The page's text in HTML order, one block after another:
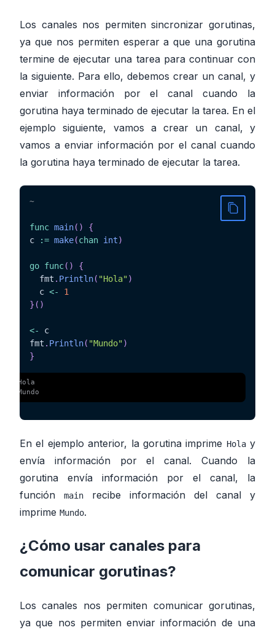
Los canales nos permiten sincronizar gorutinas,
ya que nos permiten esperar a que una gorutina
termine de ejecutar una tarea para continuar con
la siguiente. Para ello, debemos crear un canal, y
enviar información por el canal cuando la
gorutina haya terminado de ejecutar la tarea. En el
ejemplo siguiente, vamos a crear un canal, y
vamos a enviar información por el canal cuando
la gorutina haya terminado de ejecutar la tarea.
~
func main( )
{
c
:= make(chan int)
go func( )
{
  fmt
. Println( "Hola")
  c
<-
1
} ( )
<-
c
fmt . Println( "Mundo")
}
Hola
Mundo
En el ejemplo anterior, la gorutina imprime Holay
envía información por el canal. Cuando la
gorutina envía información por el canal, la
función
main
recibe información del canal y
imprime Mundo.
¿Cómo usar canales para
comunicar gorutinas?
Los canales nos permiten comunicar gorutinas,
ya que nos permiten enviar información de una